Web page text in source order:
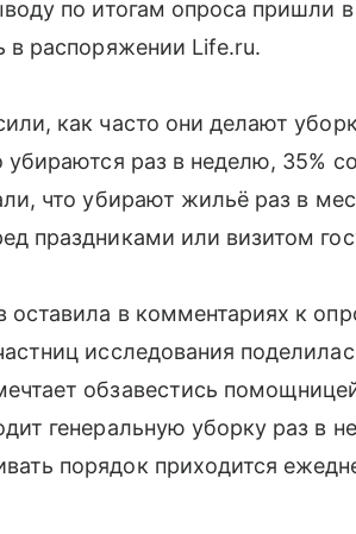
по итогам опроса пришли
в распоряжении Life.ru.
как часто они делают
убираются раз в неделю, 35%
что убирают жильё раз в
праздниками или визитом
оставила в комментариях к
исследования
обзавестись
генеральную уборку раз в
порядок приходится